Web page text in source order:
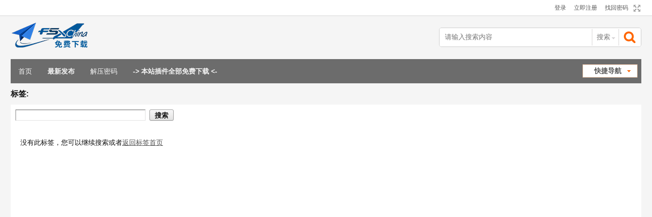
登录 立即注册 找回密码
搜索
快捷导航
首页 最新发布 解压密码 -> 本站插件全部免费下载 <-
标签:
搜索
没有此标签，您可以继续搜索或者返回标签首页